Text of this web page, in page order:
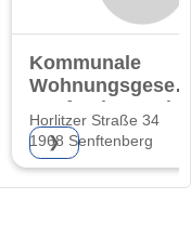
Kommunale
Senftenberg mbH
Horlitzer Straße 34
1968 Senftenberg
❯